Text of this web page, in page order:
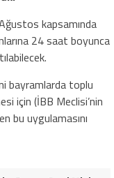
kapsamında
24 saat boyunca
bayramlarda toplu
için (İBB Meclisi’nin
bu uygulamasını